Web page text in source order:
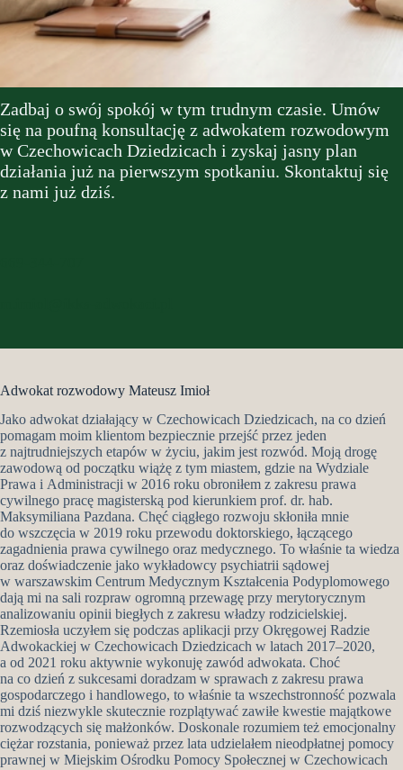
Zadbaj o swój spokój w tym trudnym czasie. Umów
się na poufną konsultację z adwokatem rozwodowym
w Czechowicach Dziedzicach i zyskaj jasny plan
działania już na pierwszym spotkaniu. Skontaktuj się
z nami już dziś.
Adwokat rozwodowy Mateusz Imioł
Jako adwokat działający w Czechowicach Dziedzicach, na co dzień
pomagam moim klientom bezpiecznie przejść przez jeden
z najtrudniejszych etapów w życiu, jakim jest rozwód. Moją drogę
zawodową od początku wiążę z tym miastem, gdzie na Wydziale
Prawa i Administracji w 2016 roku obroniłem z zakresu prawa
cywilnego pracę magisterską pod kierunkiem prof. dr. hab.
Maksymiliana Pazdana. Chęć ciągłego rozwoju skłoniła mnie
do wszczęcia w 2019 roku przewodu doktorskiego, łączącego
zagadnienia prawa cywilnego oraz medycznego. To właśnie ta wiedza
oraz doświadczenie jako wykładowcy psychiatrii sądowej
w warszawskim Centrum Medycznym Kształcenia Podyplomowego
dają mi na sali rozpraw ogromną przewagę przy merytorycznym
analizowaniu opinii biegłych z zakresu władzy rodzicielskiej.
Rzemiosła uczyłem się podczas aplikacji przy Okręgowej Radzie
Adwokackiej w Czechowicach Dziedzicach w latach 2017–2020,
a od 2021 roku aktywnie wykonuję zawód adwokata. Choć
na co dzień z sukcesami doradzam w sprawach z zakresu prawa
gospodarczego i handlowego, to właśnie ta wszechstronność pozwala
mi dziś niezwykle skutecznie rozplątywać zawiłe kwestie majątkowe
rozwodzących się małżonków. Doskonale rozumiem też emocjonalny
ciężar rozstania, ponieważ przez lata udzielałem nieodpłatnej pomocy
prawnej w Miejskim Ośrodku Pomocy Społecznej w Czechowicach